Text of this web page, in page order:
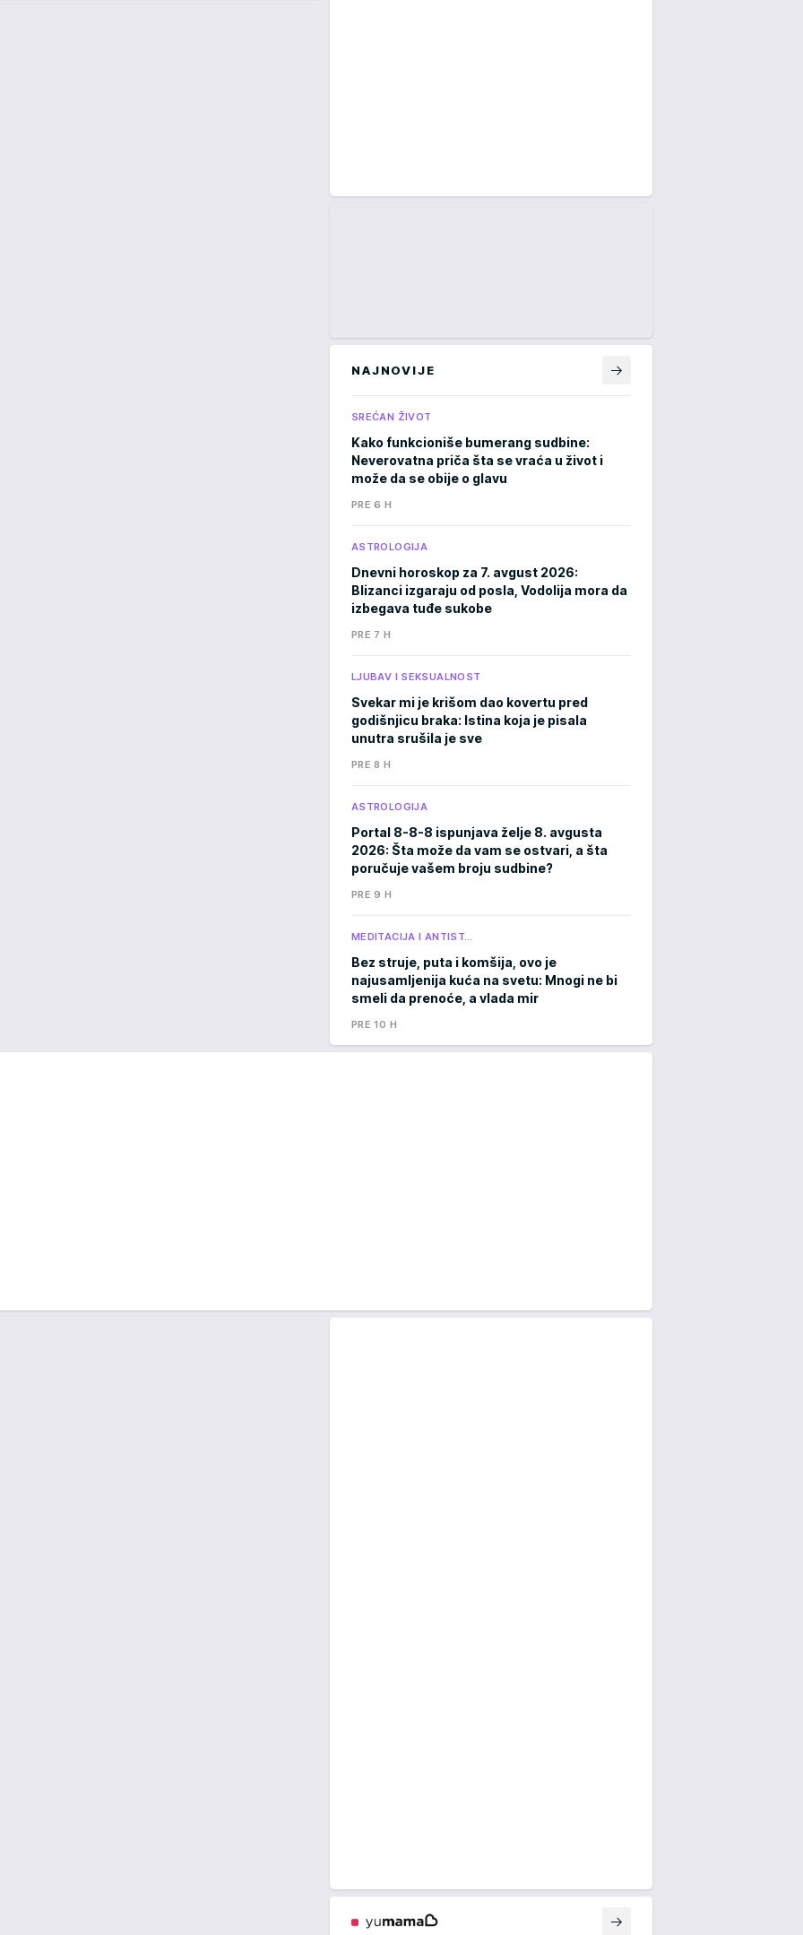
NAJNOVIJE
SREĆAN ŽIVOT
Kako funkcioniše bumerang sudbine:
Neverovatna priča šta se vraća u život i
može da se obije o glavu
PRE 6 H
ASTROLOGIJA
Dnevni horoskop za 7. avgust 2026:
Blizanci izgaraju od posla, Vodolija mora da
izbegava tuđe sukobe
PRE 7 H
LJUBAV I SEKSUALNOST
Svekar mi je krišom dao kovertu pred
godišnjicu braka: Istina koja je pisala
unutra srušila je sve
PRE 8 H
ASTROLOGIJA
Portal 8-8-8 ispunjava želje 8. avgusta
2026: Šta može da vam se ostvari, a šta
poručuje vašem broju sudbine?
PRE 9 H
MEDITACIJA I ANTIST…
Bez struje, puta i komšija, ovo je
najusamljenija kuća na svetu: Mnogi ne bi
smeli da prenoće, a vlada mir
PRE 10 H